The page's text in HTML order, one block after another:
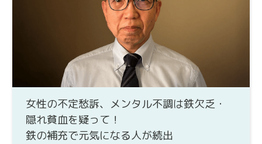
女性の不定愁訴、メンタル不調は鉄欠乏・
隠れ貧血を疑って！
鉄の補充で元気になる人が続出